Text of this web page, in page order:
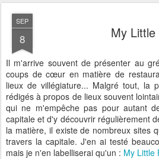
SEP
8 My Little
Il m'arrive souvent de présenter au
coups de cœur en matière de
lieux de villégiature... Malgré tout, la
rédigés à propos de lieux souvent
qui ne m'empêche pas pour autant
capitale et d'y découvrir régulièrement
la matière, il existe de nombreux sites
travers la capitale. J'en ai testé
mais je n'en labelliserai qu'un : My Little